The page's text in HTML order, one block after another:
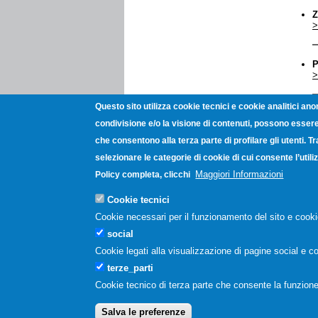
Unioncamere Campania - Via
Questo sito utilizza cookie tecnici e cookie analitici
condivisione e/o la visione di contenuti, possono
che consentono alla terza parte di profilare gli utenti.
selezionare le categorie di cookie di cui consente
Policy completa, clicchi Maggiori Informazioni
Cookie tecnici
Cookie necessari per il funzionamento del sito e
social
Cookie legati alla visualizzazione di pagine social e
terze_parti
Cookie tecnico di terza parte che consente la
Salva le preferenze